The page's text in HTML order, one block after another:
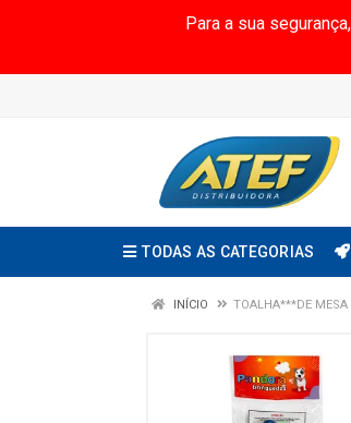
Para a sua
TODAS AS CATEGORIAS
INÍCIO TOALHA***DE